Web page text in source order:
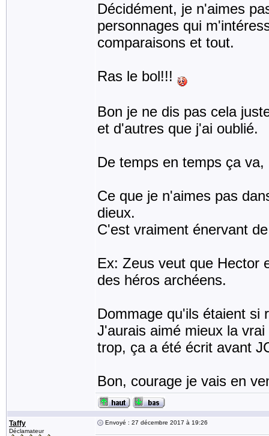
Décidément, je n'aimes
personnages qui
comparaisons et tout.
Ras le bol!!!
Bon je ne dis pas cela
et d'autres que j'ai oublié.
De temps en temps ça
Ce que je n'aimes pas
dieux.
C'est vraiment énervant
Ex: Zeus veut que Hector
des héros archéens.
Dommage qu'ils étaient si
J'aurais aimé mieux la
trop, ça a été écrit avant
Bon, courage je vais en
Taffy
Déclamateur
Envoyé : 27 décembre 2017 à 19:26